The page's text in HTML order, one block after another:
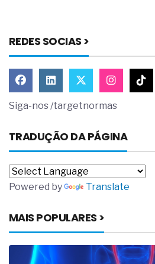
REDES SOCIAS >
Siga-nos /targetnormas
TRADUÇÃO DA PÁGINA
Powered by Translate
MAIS POPULARES >